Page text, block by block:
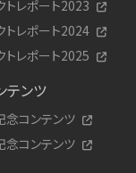
トレポート2023
トレポート2024
トレポート2025
テンツ
念コンテンツ
念コンテンツ